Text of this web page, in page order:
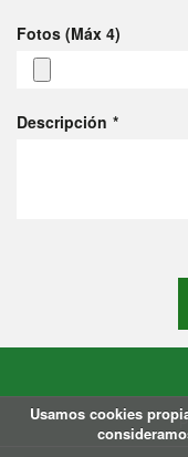
Fotos (Máx 4)
Descripción
Usamos cookies